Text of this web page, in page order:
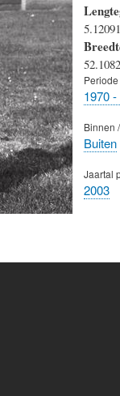
Periode
1970 -
Binnen
Buiten
Jaartal
2003